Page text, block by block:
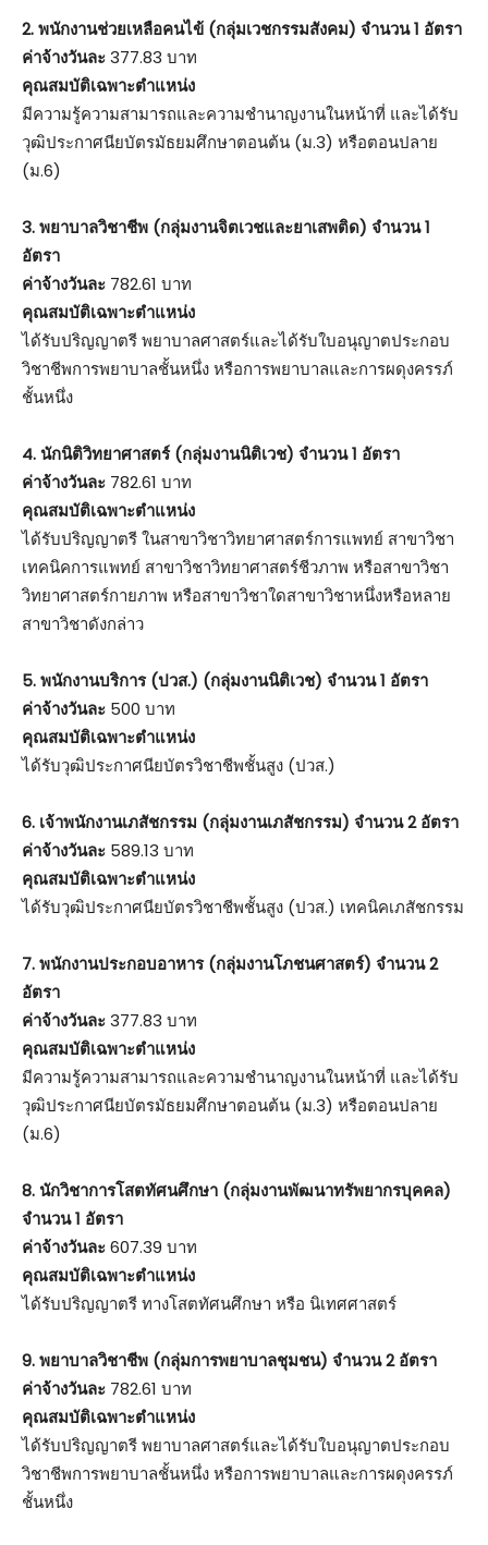
2. พนักงานช่วยเหลือคนไข้ (กลุ่มเวชกรรมสังคม) จำนวน 1 อัตรา
ค่าจ้างวันละ377.83 บาท
คุณสมบัติเฉพาะตำแหน่ง
มีความรู้ความสามารถและความชำนาญงานในหน้าที่ และได้รับ
วุฒิประกาศนียบัตรมัธยมศึกษาตอนต้น (ม.3) หรือตอนปลาย
(ม.6)
3. พยาบาลวิชาชีพ (กลุ่มงานจิตเวชและยาเสพติด) จำนวน 1
อัตรา
ค่าจ้างวันละ 782.61 บาท
คุณสมบัติเฉพาะตำแหน่ง
ได้รับปริญญาตรี พยาบาลศาสตร์และได้รับใบอนุญาตประกอบ
วิชาชีพการพยาบาลชั้นหนึ่ง หรือการพยาบาลและการผดุงครรภ์
ชั้นหนึ่ง
4. นักนิติวิทยาศาสตร์ (กลุ่มงานนิติเวช) จำนวน 1 อัตรา
ค่าจ้างวันละ 782.61 บาท
คุณสมบัติเฉพาะตำแหน่ง
ได้รับปริญญาตรี ในสาขาวิชาวิทยาศาสตร์การแพทย์ สาขาวิชา
เทคนิคการแพทย์ สาขาวิชาวิทยาศาสตร์ชีวภาพ หรือสาขาวิชา
วิทยาศาสตร์กายภาพ หรือสาขาวิชาใดสาขาวิชาหนึ่งหรือหลาย
สาขาวิชาดังกล่าว
5. พนักงานบริการ (ปวส.) (กลุ่มงานนิติเวช) จำนวน 1 อัตรา
ค่าจ้างวันละ 500 บาท
คุณสมบัติเฉพาะตำแหน่ง
ได้รับวุฒิประกาศนียบัตรวิชาชีพชั้นสูง (ปวส.)
6. เจ้าพนักงานเภสัชกรรม (กลุ่มงานเภสัชกรรม) จำนวน 2 อัตรา
ค่าจ้างวันละ 589.13 บาท
คุณสมบัติเฉพาะตำแหน่ง
ได้รับวุฒิประกาศนียบัตรวิชาชีพชั้นสูง (ปวส.) เทคนิคเภสัชกรรม
7. พนักงานประกอบอาหาร (กลุ่มงานโภชนศาสตร์) จำนวน 2
อัตรา
ค่าจ้างวันละ377.83 บาท
คุณสมบัติเฉพาะตำแหน่ง
มีความรู้ความสามารถและความชำนาญงานในหน้าที่ และได้รับ
วุฒิประกาศนียบัตรมัธยมศึกษาตอนต้น (ม.3) หรือตอนปลาย
(ม.6)
8. นักวิชาการโสตทัศนศึกษา (กลุ่มงานพัฒนาทรัพยากรบุคคล)
จำนวน 1 อัตรา
ค่าจ้างวันละ607.39 บาท
คุณสมบัติเฉพาะตำแหน่ง
ได้รับปริญญาตรี ทางโสตทัศนศึกษา หรือ นิเทศศาสตร์
9. พยาบาลวิชาชีพ (กลุ่มการพยาบาลชุมชน) จำนวน 2 อัตรา
ค่าจ้างวันละ 782.61 บาท
คุณสมบัติเฉพาะตำแหน่ง
ได้รับปริญญาตรี พยาบาลศาสตร์และได้รับใบอนุญาตประกอบ
วิชาชีพการพยาบาลชั้นหนึ่ง หรือการพยาบาลและการผดุงครรภ์
ชั้นหนึ่ง